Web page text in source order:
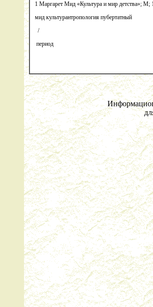
1 Маргарет Мид «Культура и мир детства»; М;
мид культурантропология пубертатный
/
период